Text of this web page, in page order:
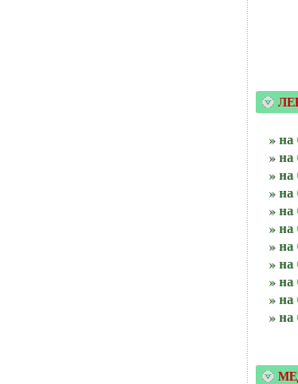
» на
» на
» на
» на
» на
» на
»
» на
» на
» на
»